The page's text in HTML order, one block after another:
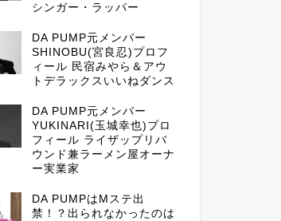
シンガー・ラッパー
DA PUMP元メンバー
SHINOBU(宮良忍)プロフ
ィール 民宿みやら＆アウ
トデラックスいいねダンス
DA PUMP元メンバー
YUKINARI(玉城幸也)プロ
フィール ライザップリバ
ウンド兼ラーメン屋オーナ
ー実業家
DA PUMPはMステ出
禁！？出られなかったのは